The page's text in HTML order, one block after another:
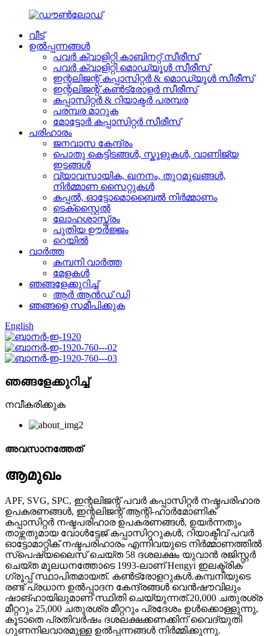
വീട്
ഉൽപ്പന്നങ്ങൾ
പവർ ക്വാളിറ്റി കാബിനറ്റ് സീരീസ്
പവർ ക്വാളിറ്റി മൊഡ്യൂൾ സീരീസ്
ഇന്റലിജന്റ് കപ്പാസിറ്റർ & മൊഡ്യൂൾ സീരീസ്
ഇന്റലിജന്റ് കൺട്രോളർ സീരീസ്
കപ്പാസിറ്റർ & റിയാക്ടർ പരമ്പര
പരമ്പര മാറുക
മോട്ടോർ കപ്പാസിറ്റർ സീരീസ്
പരിഹാരം
ജനവാസ കേന്ദ്രം
പൊതു കെട്ടിടങ്ങൾ, സ്കൂളുകൾ, വാണിജ്യ
ഇടങ്ങൾ
വ്യാവസായിക, ഖനനം, തുറമുഖങ്ങൾ,
നിർമ്മാണ സൈറ്റുകൾ
കപ്പൽ, ഓട്ടോമൊബൈൽ നിർമ്മാണം
ടെക്സ്റ്റൈൽ
ലോഹശാസ്ത്രം
പുതിയ ഊർജ്ജം
റെയിൽ
വാർത്ത
കമ്പനി വാർത്ത
മേളകൾ
ഞങ്ങളേക്കുറിച്ച്
ആർ ആൻഡ് ഡി
ഞങ്ങളെ സമീപിക്കുക
English
ഞങ്ങളേക്കുറിച്ച്
നവീകരിക്കുക
അവസാനത്തേത്
ആമുഖം
APF, SVG, SPC, ഇന്റലിജന്റ് പവർ കപ്പാസിറ്റർ നഷ്ടപരിഹാര
ഉപകരണങ്ങൾ, ഇന്റലിജന്റ് ആന്റി-ഹാർമോണിക്
കപ്പാസിറ്റർ നഷ്ടപരിഹാര ഉപകരണങ്ങൾ, ഉയർന്നതും
താഴ്ന്നതുമായ വോൾട്ടേജ് കപ്പാസിറ്ററുകൾ, റിയാക്ടീവ് പവർ
ഓട്ടോമാറ്റിക് നഷ്ടപരിഹാരം എന്നിവയുടെ നിർമ്മാണത്തിൽ
സ്പെഷ്യലൈസ് ചെയ്ത 58 ദശലക്ഷം യുവാൻ രജിസ്റ്റർ
ചെയ്ത മൂലധനത്തോടെ 1993-ലാണ് Hengyi ഇലക്ട്രിക്
ഗ്രൂപ്പ് സ്ഥാപിതമായത്. കൺട്രോളറുകൾ.കമ്പനിയുടെ
രണ്ട് പ്രധാന ഉൽപ്പാദന കേന്ദ്രങ്ങൾ വെൻഷൗവിലും
ഷാങ്ഹായിലുമാണ് സ്ഥിതി ചെയ്യുന്നത്.20,000 ചതുരശ്ര
മീറ്ററും 25,000 ചതുരശ്ര മീറ്ററും പ്രദേശം ഉൾക്കൊള്ളുന്നു,
കൂടാതെ പ്രതിവർഷം ദശലക്ഷക്കണക്കിന് വൈദ്യുതി
ഗുണനിലവാരമുള്ള ഉൽപ്പന്നങ്ങൾ നിർമ്മിക്കുന്നു.